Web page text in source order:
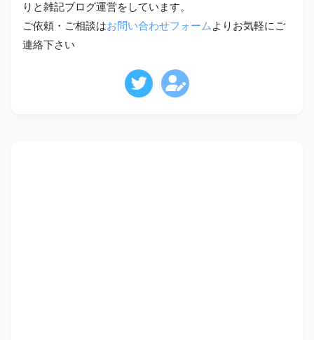
りと雑記ブログ運営をしています。
ご依頼・ご相談はお問い合わせフォーム よりお気軽にご
連絡下さい